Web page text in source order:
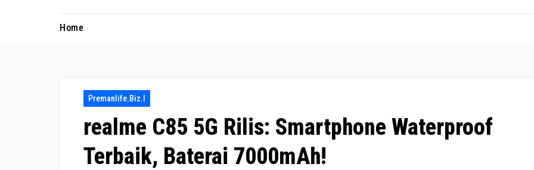
Home
Premanlife.biz.i
realme C85 5G Rilis: Smartphone Waterproof
Terbaik, Baterai 7000mAh!